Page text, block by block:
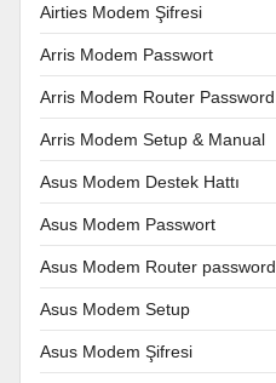
Airties Modem Şifresi
Arris Modem Passwort
Arris Modem Router Password
Arris Modem Setup & Manual
Asus Modem Destek Hattı
Asus Modem Passwort
Asus Modem Router password
Asus Modem Setup
Asus Modem Şifresi